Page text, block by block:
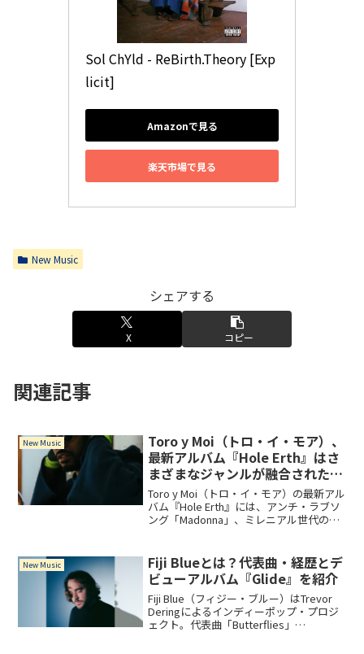
Sol ChYld - ReBirth.Theory [Exp
licit]
Amazonで見る
楽天市場で見る
New Music
シェアする
X コピー
関連記事
New Music
Toro y Moi（トロ・イ・モア）、
最新アルバム『Hole Erth』はさ
まざまなジャンルが融合された予
想外かつ大胆な作品！
Toro y Moi（トロ・イ・モア）の最新アル
バム『Hole Erth』には、アンチ・ラブソ
ング「Madonna」、ミレニアル世代のイ
「Hollywood」を含む全13曲を収録。
New Music
Fiji Blueとは？代表曲・経歴とデ
ビューアルバム『Glide』を紹介
Fiji Blue（フィジー・ブルー）はTrevor
Deringによるインディーポップ・プロジ
ェクト。代表曲「Butterflies」